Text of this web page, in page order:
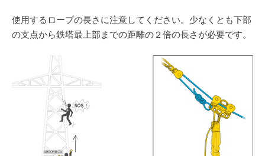
使用するロープの長さに注意してください。少なくとも下部
の支点から鉄塔最上部までの距離の２倍の長さが必要です。